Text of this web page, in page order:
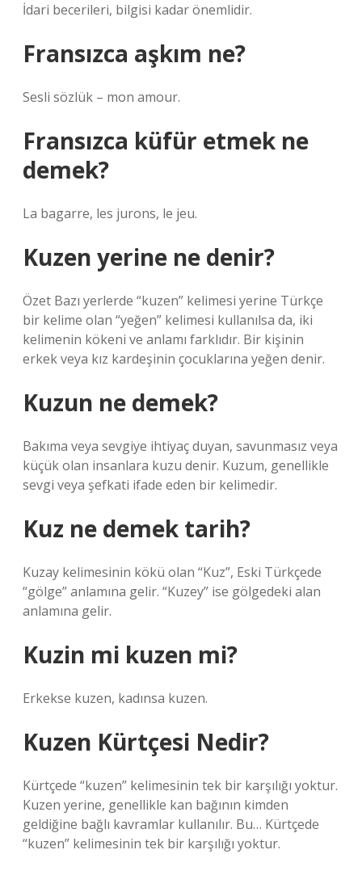
İdari becerileri, bilgisi kadar önemlidir.
Fransızca aşkım ne?
Sesli sözlük – mon amour.
Fransızca küfür etmek ne
demek?
La bagarre, les jurons, le jeu.
Kuzen yerine ne denir?
Özet Bazı yerlerde “kuzen” kelimesi yerine Türkçe
bir kelime olan “yeğen” kelimesi kullanılsa da, iki
kelimenin kökeni ve anlamı farklıdır. Bir kişinin
erkek veya kız kardeşinin çocuklarına yeğen denir.
Kuzun ne demek?
Bakıma veya sevgiye ihtiyaç duyan, savunmasız veya
küçük olan insanlara kuzu denir. Kuzum, genellikle
sevgi veya şefkati ifade eden bir kelimedir.
Kuz ne demek tarih?
Kuzay kelimesinin kökü olan “Kuz”, Eski Türkçede
“gölge” anlamına gelir. “Kuzey” ise gölgedeki alan
anlamına gelir.
Kuzin mi kuzen mi?
Erkekse kuzen, kadınsa kuzen.
Kuzen Kürtçesi Nedir?
Kürtçede “kuzen” kelimesinin tek bir karşılığı yoktur.
Kuzen yerine, genellikle kan bağının kimden
geldiğine bağlı kavramlar kullanılır. Bu… Kürtçede
“kuzen” kelimesinin tek bir karşılığı yoktur.